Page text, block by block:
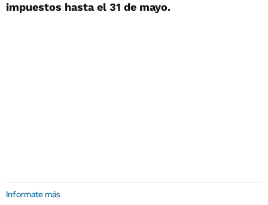
impuestos hasta el 31 de mayo.
Informate más